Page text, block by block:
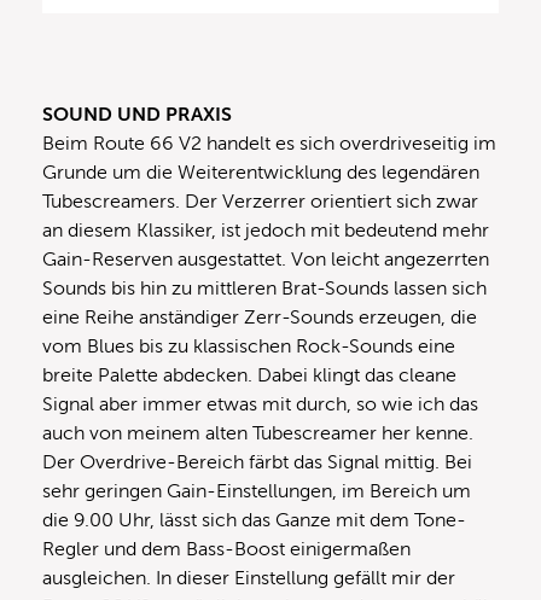
SOUND UND PRAXIS
Beim Route 66 V2 handelt es sich overdriveseitig im
Grunde um die Weiterentwicklung des legendären
Tubescreamers. Der Verzerrer orientiert sich zwar
an diesem Klassiker, ist jedoch mit bedeutend mehr
Gain-Reserven ausgestattet. Von leicht angezerrten
Sounds bis hin zu mittleren Brat-Sounds lassen sich
eine Reihe anständiger Zerr-Sounds erzeugen, die
vom Blues bis zu klassischen Rock-Sounds eine
breite Palette abdecken. Dabei klingt das cleane
Signal aber immer etwas mit durch, so wie ich das
auch von meinem alten Tubescreamer her kenne.
Der Overdrive-Bereich färbt das Signal mittig. Bei
sehr geringen Gain-Einstellungen, im Bereich um
die 9.00 Uhr, lässt sich das Ganze mit dem Tone-
Regler und dem Bass-Boost einigermaßen
ausgleichen. In dieser Einstellung gefällt mir der